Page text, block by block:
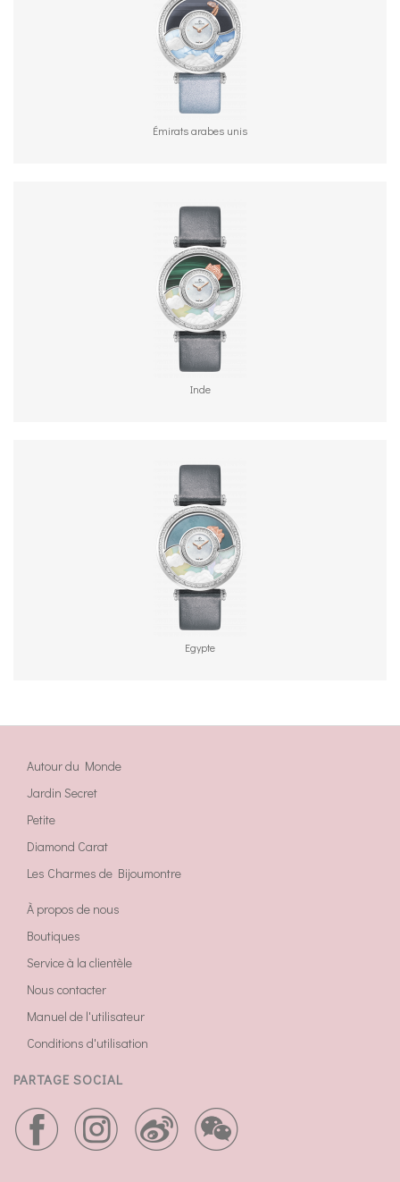
Émirats arabes unis
Inde
Egypte
Autour du Monde
Jardin Secret
Petite
Diamond Carat
Les Charmes de Bijoumontre
À propos de nous
Boutiques
Service à la clientèle
Nous contacter
Manuel de l'utilisateur
Conditions d'utilisation
PARTAGE SOCIAL